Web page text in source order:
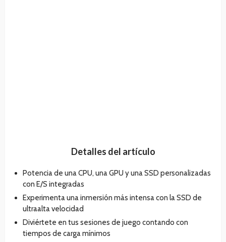
Detalles del artículo
Potencia de una CPU, una GPU y una SSD personalizadas
con E/S integradas
Experimenta una inmersión más intensa con la SSD de
ultraalta velocidad
Diviértete en tus sesiones de juego contando con
tiempos de carga mínimos